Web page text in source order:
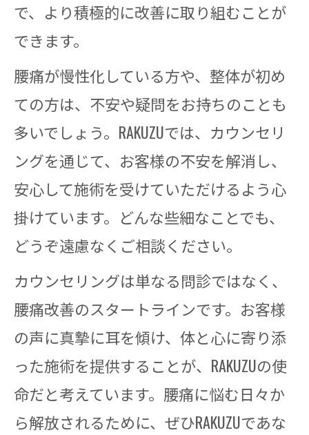
で、より積極的に改善に取り組むことが
できます。
腰痛が慢性化している方や、整体が初め
ての方は、不安や疑問をお持ちのことも
多いでしょう。RAKUZUでは、カウンセリ
ングを通じて、お客様の不安を解消し、
安心して施術を受けていただけるよう心
掛けています。どんな些細なことでも、
どうぞ遠慮なくご相談ください。
カウンセリングは単なる問診ではなく、
腰痛改善のスタートラインです。お客様
の声に真摯に耳を傾け、体と心に寄り添
った施術を提供することが、RAKUZUの使
命だと考えています。腰痛に悩む日々か
ら解放されるために、ぜひRAKUZUであな